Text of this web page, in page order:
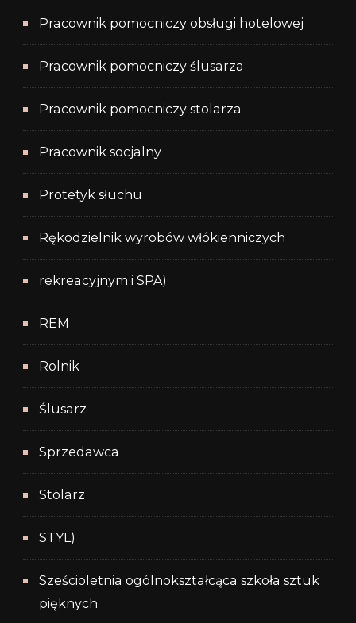
Pracownik pomocniczy obsługi hotelowej
Pracownik pomocniczy ślusarza
Pracownik pomocniczy stolarza
Pracownik socjalny
Protetyk słuchu
Rękodzielnik wyrobów włókienniczych
rekreacyjnym i SPA)
REM
Rolnik
Ślusarz
Sprzedawca
Stolarz
STYL)
Sześcioletnia ogólnokształcąca szkoła sztuk
pięknych